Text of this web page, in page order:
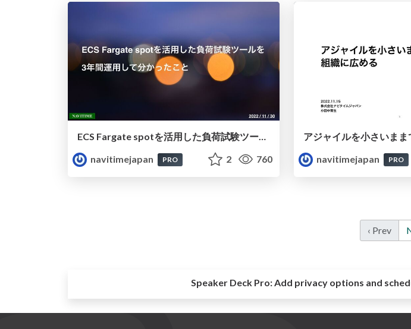
ECS Fargate spotを活用した負荷試験ツールを3年間運用してわかったこと
navitimejapan
PRO 2 760
アジャイルを小さいま
navitimejapan
PRO
‹ Prev
Speaker Deck Pro:Add privacy options and